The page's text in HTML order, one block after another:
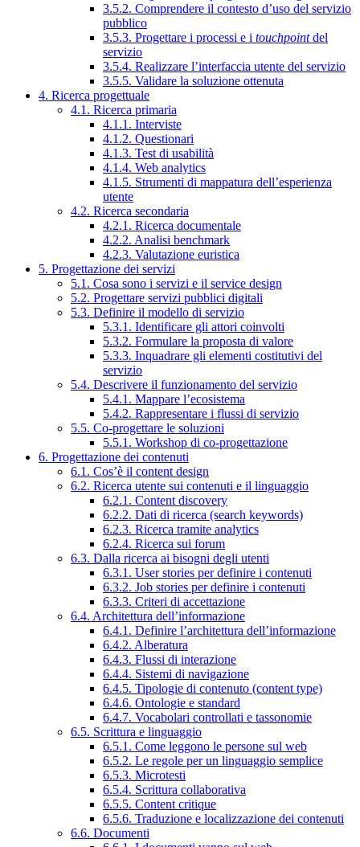
3.5.2. Comprendere il contesto d’uso del servizio
pubblico
3.5.3. Progettare i processi e i touchpointdel
servizio
3.5.4. Realizzare l’interfaccia utente del servizio
3.5.5. Validare la soluzione ottenuta
4. Ricerca progettuale
4.1. Ricerca primaria
4.1.1. Interviste
4.1.2. Questionari
4.1.3. Test di usabilità
4.1.4. Web analytics
4.1.5. Strumenti di mappatura dell’esperienza
utente
4.2. Ricerca secondaria
4.2.1. Ricerca documentale
4.2.2. Analisi benchmark
4.2.3. Valutazione euristica
5. Progettazione dei servizi
5.1. Cosa sono i servizi e il service design
5.2. Progettare servizi pubblici digitali
5.3. Definire il modello di servizio
5.3.1. Identificare gli attori coinvolti
5.3.2. Formulare la proposta di valore
5.3.3. Inquadrare gli elementi costitutivi del
servizio
5.4. Descrivere il funzionamento del servizio
5.4.1. Mappare l’ecosistema
5.4.2. Rappresentare i flussi di servizio
5.5. Co-progettare le soluzioni
5.5.1. Workshop di co-progettazione
6. Progettazione dei contenuti
6.1. Cos’è il content design
6.2. Ricerca utente sui contenuti e il linguaggio
6.2.1. Content discovery
6.2.2. Dati di ricerca (search keywords)
6.2.3. Ricerca tramite analytics
6.2.4. Ricerca sui forum
6.3. Dalla ricerca ai bisogni degli utenti
6.3.1. User stories per definire i contenuti
6.3.2. Job stories per definire i contenuti
6.3.3. Criteri di accettazione
6.4. Architettura dell’informazione
6.4.1. Definire l’architettura dell’informazione
6.4.2. Alberatura
6.4.3. Flussi di interazione
6.4.4. Sistemi di navigazione
6.4.5. Tipologie di contenuto (content type)
6.4.6. Ontologie e standard
6.4.7. Vocabolari controllati e tassonomie
6.5. Scrittura e linguaggio
6.5.1. Come leggono le persone sul web
6.5.2. Le regole per un linguaggio semplice
6.5.3. Microtesti
6.5.4. Scrittura collaborativa
6.5.5. Content critique
6.5.6. Traduzione e localizzazione dei contenuti
6.6. Documenti